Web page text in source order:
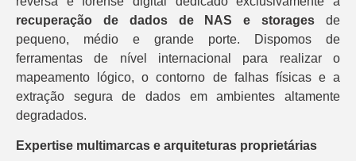
recuperação de dados de NAS e storages de
pequeno, médio e grande porte. Dispomos de
ferramentas de nível internacional para realizar o
mapeamento lógico, o contorno de falhas físicas e a
extração segura de dados em ambientes altamente
degradados.
Expertise multimarcas e arquiteturas proprietárias